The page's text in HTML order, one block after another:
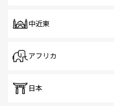
中近東
アフリカ
日本